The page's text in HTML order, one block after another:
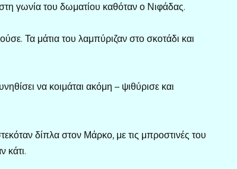
γωνία του δωματίου καθόταν ο Νιφάδας.
Τα μάτια του λαμπύριζαν στο σκοτάδι και
να κοιμάται ακόμη – ψιθύρισε και
δίπλα στον Μάρκο, με τις μπροστινές του
κάτι.